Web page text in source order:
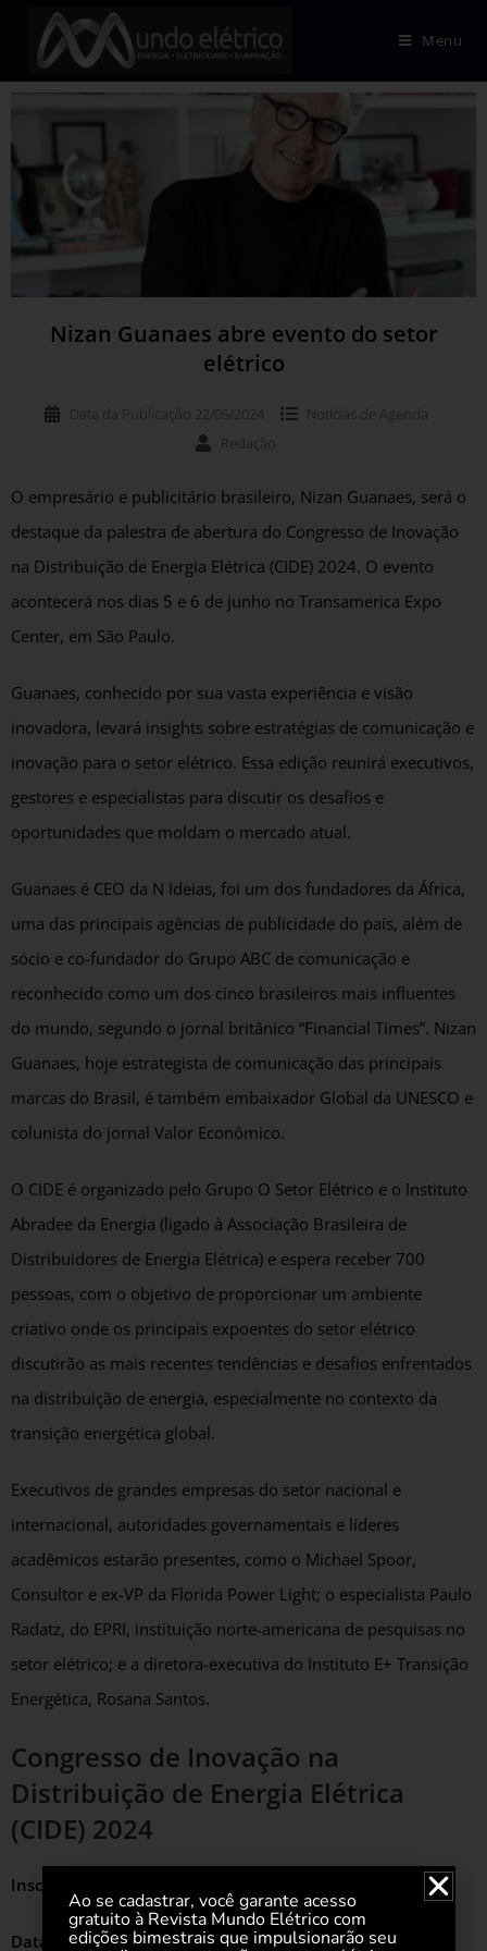
Menu
Nizan Guanaes abre evento do setor
elétrico
Data da Publicação 22/05/2024 Notícias de Agenda
Redação
O empresário e publicitário brasileiro, Nizan Guanaes, será o
destaque da palestra de abertura do Congresso de Inovação
na Distribuição de Energia Elétrica (CIDE) 2024. O evento
acontecerá nos dias 5 e 6 de junho no Transamerica Expo
Center, em São Paulo.
Guanaes, conhecido por sua vasta experiência e visão
inovadora, levará insights sobre estratégias de comunicação e
inovação para o setor elétrico. Essa edição reunirá executivos,
gestores e especialistas para discutir os desafios e
oportunidades que moldam o mercado atual.
Guanaes é CEO da N Ideias, foi um dos fundadores da África,
uma das principais agências de publicidade do país, além de
sócio e co-fundador do Grupo ABC de comunicação e
reconhecido como um dos cinco brasileiros mais influentes
do mundo, segundo o jornal britânico “Financial Times”. Nizan
Guanaes, hoje estrategista de comunicação das principais
marcas do Brasil, é também embaixador Global da UNESCO e
colunista do jornal Valor Econômico.
O CIDE é organizado pelo Grupo O Setor Elétrico e o Instituto
Abradee da Energia (ligado à Associação Brasileira de
Distribuidores de Energia Elétrica) e espera receber 700
pessoas, com o objetivo de proporcionar um ambiente
criativo onde os principais expoentes do setor elétrico
discutirão as mais recentes tendências e desafios enfrentados
na distribuição de energia, especialmente no contexto da
transição energética global.
Executivos de grandes empresas do setor nacional e
internacional, autoridades governamentais e líderes
acadêmicos estarão presentes, como o Michael Spoor,
Consultor e ex-VP da Florida Power Light; o especialista Paulo
Radatz, do EPRI, instituição norte-americana de pesquisas no
setor elétrico; e a diretora-executiva do Instituto E+ Transição
Energética, Rosana Santos.
Congresso de Inovação na
Distribuição de Energia Elétrica
(CIDE) 2024
Inscrições:
Data: 5 e 6 de junho de 2024
Ao se cadastrar, você garante acesso
gratuito à Revista Mundo Elétrico com
edições bimestrais que impulsionarão seu